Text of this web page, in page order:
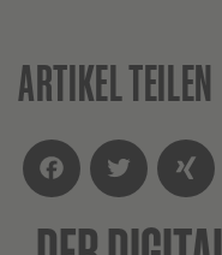
ARTIKEL TEILEN
FacebookTwitter XING